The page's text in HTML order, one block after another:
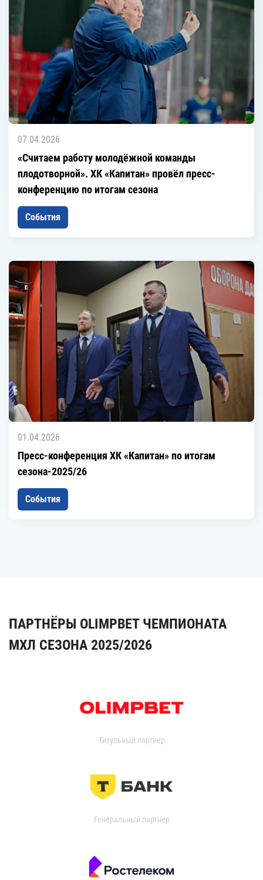
07.04.2026
«Считаем работу молодёжной команды
плодотворной». ХК «Капитан» провёл пресс-
конференцию по итогам сезона
События
01.04.2026
Пресс-конференция ХК «Капитан» по итогам
сезона-2025/26
События
ПАРТНЁРЫ OLIMPBET ЧЕМПИОНАТА
МХЛ СЕЗОНА 2025/2026
Титульный партнер
Генеральный партнер